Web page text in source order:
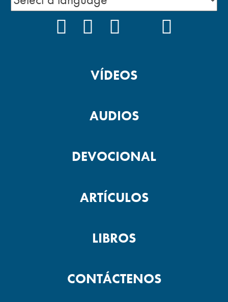
VÍDEOS
AUDIOS
DEVOCIONAL
ARTÍCULOS
LIBROS
CONTÁCTENOS